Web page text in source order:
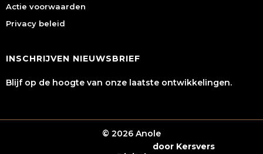
Actie voorwaarden
Privacy beleid
INSCHRIJVEN NIEUWSBRIEF
Blijf op de hoogte van onze laatste ontwikkelingen.
© 2026 Anole
door Kersvers